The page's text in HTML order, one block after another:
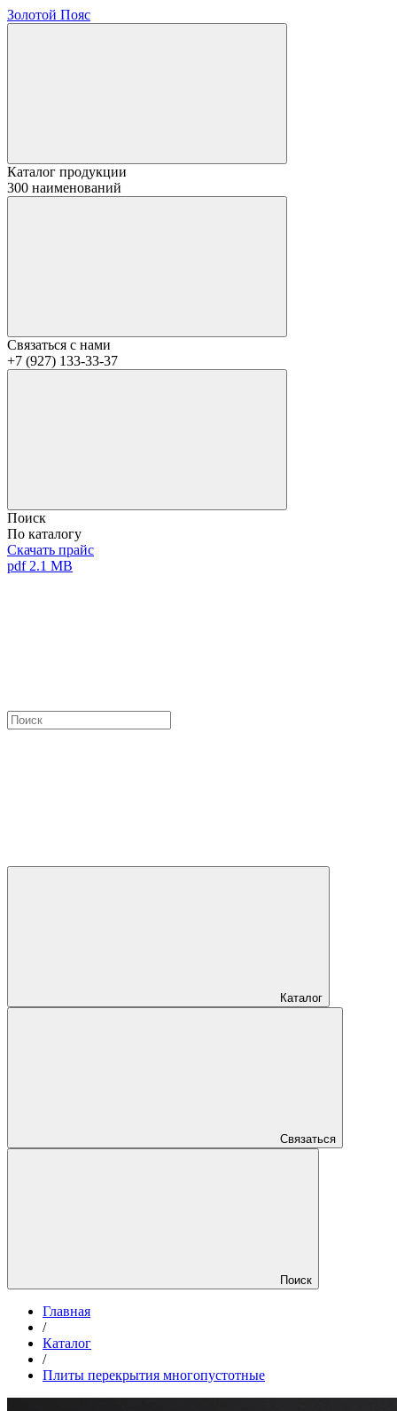
Золотой Пояс
Каталог продукции
300 наименований
Связаться с нами
+7 (927) 133-33-37
Поиск
По каталогу
Скачать прайс
pdf 2.1 MB
Каталог
Связаться
Поиск
Главная
/
Каталог
/
Плиты перекрытия многопустотные